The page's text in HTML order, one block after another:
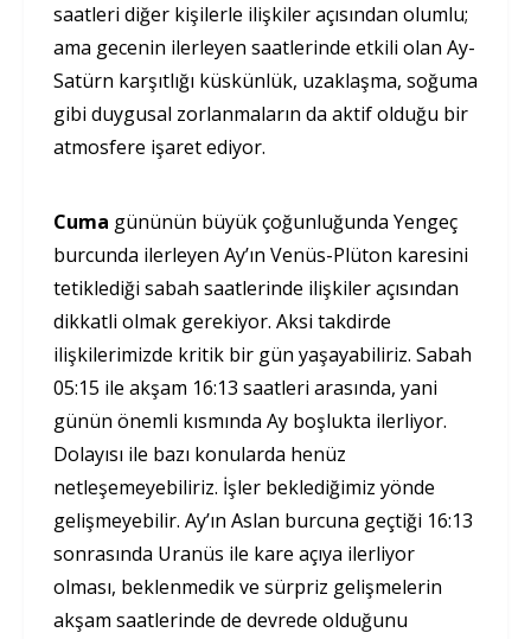
saatleri diğer kişilerle ilişkiler açısından olumlu;
ama gecenin ilerleyen saatlerinde etkili olan Ay-
Satürn karşıtlığı küskünlük, uzaklaşma, soğuma
gibi duygusal zorlanmaların da aktif olduğu bir
atmosfere işaret ediyor.
Cuma gününün büyük çoğunluğunda Yengeç
burcunda ilerleyen Ay’ın Venüs-Plüton karesini
tetiklediği sabah saatlerinde ilişkiler açısından
dikkatli olmak gerekiyor. Aksi takdirde
ilişkilerimizde kritik bir gün yaşayabiliriz. Sabah
05:15 ile akşam 16:13 saatleri arasında, yani
günün önemli kısmında Ay boşlukta ilerliyor.
Dolayısı ile bazı konularda henüz
netleşemeyebiliriz. İşler beklediğimiz yönde
gelişmeyebilir. Ay’ın Aslan burcuna geçtiği 16:13
sonrasında Uranüs ile kare açıya ilerliyor
olması, beklenmedik ve sürpriz gelişmelerin
akşam saatlerinde de devrede olduğunu